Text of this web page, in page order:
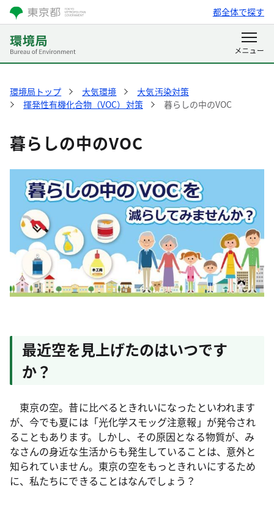
都全体で探す
環境局トップ 大気環境
大気汚染対策
揮発性有機化合物（VOC）対策
暮らしの中のVOC
暮らしの中のVOC
最近空を見上げたのはいつです
か？
東京の空。昔に比べるときれいになったといわれます
が、今でも夏には「光化学スモッグ注意報」が発令され
ることもあります。しかし、その原因となる物質が、み
なさんの身近な生活からも発生していることは、意外と
知られていません。東京の空をもっときれいにするため
に、私たちにできることはなんでしょう？